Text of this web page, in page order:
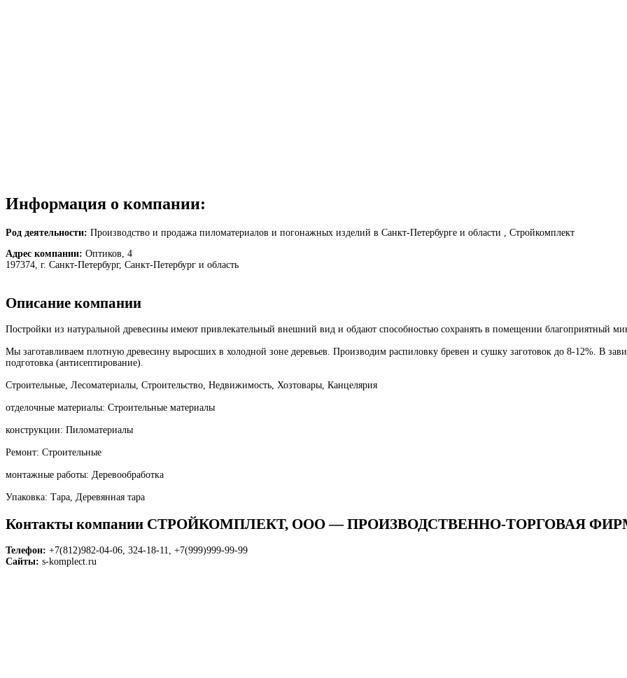
Информация о компании:
Род деятельности: Производство и продажа пиломатериалов и погонажных изделий в Санкт-Петербурге и области , Стройкомплект
Адрес компании: Оптиков, 4
197374, г. Санкт-Петербург, Санкт-Петербург и область
Описание компании
Постройки из натуральной древесины имеют привлекательный внешний вид и обдают способностью сохранять в помещении благоприятный
Мы заготавливаем плотную древесину выросших в холодной зоне деревьев. Производим распиловку бревен и сушку заготовок до 8-12%. В
подготовка (антисептирование).
Строительные, Лесоматериалы, Строительство, Недвижимость, Хозтовары, Канцелярия
отделочные материалы: Строительные материалы
конструкции: Пиломатериалы
Ремонт: Строительные
монтажные работы: Деревообработка
Упаковка: Тара, Деревянная тара
Контакты компании СТРОЙКОМПЛЕКТ, ООО — ПРОИЗВОДСТВЕННО-ТОРГОВАЯ
Телефон: +7(812)982-04-06, 324-18-11, +7(999)999-99-99
Сайты: s-komplect.ru